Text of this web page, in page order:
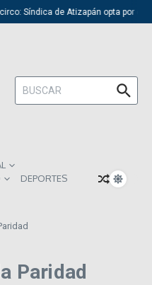
Síndica de Atizapán opta por el
Buscar:
DEPORTES
Paridad